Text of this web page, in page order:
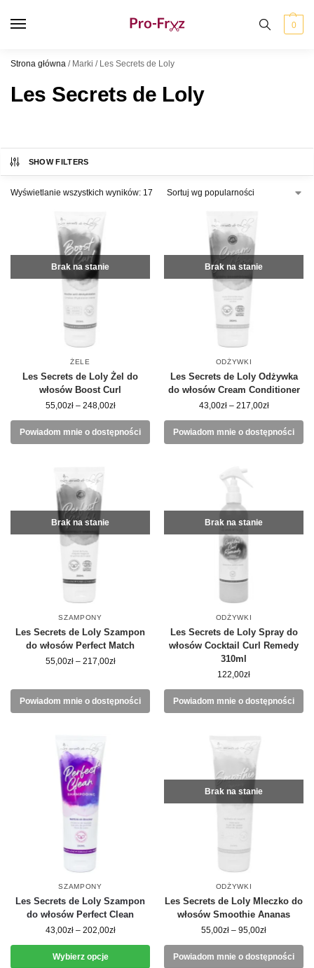
0
Strona główna / Marki / Les Secrets de Loly
Les Secrets de Loly
SHOW FILTERS
Wyświetlanie wszystkich wyników: 17
Brak na stanie
ŻELE
Les Secrets de Loly Żel do
włosów Boost Curl
55,00zł – 248,00zł
Powiadom mnie o dostępności
Brak na stanie
ODŻYWKI
Les Secrets de Loly Odżywka
do włosów Cream Conditioner
43,00zł – 217,00zł
Powiadom mnie o dostępności
Brak na stanie
SZAMPONY
Les Secrets de Loly Szampon
do włosów Perfect Match
55,00zł – 217,00zł
Powiadom mnie o dostępności
Brak na stanie
ODŻYWKI
Les Secrets de Loly Spray do
włosów Cocktail Curl Remedy
310ml
122,00zł
Powiadom mnie o dostępności
SZAMPONY
Les Secrets de Loly Szampon
do włosów Perfect Clean
43,00zł – 202,00zł
Wybierz opcje
Brak na stanie
ODŻYWKI
Les Secrets de Loly Mleczko do
włosów Smoothie Ananas
55,00zł – 95,00zł
Powiadom mnie o dostępności